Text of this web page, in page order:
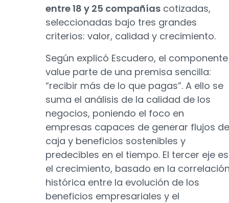
entre 18 y 25 compañías cotizadas,
seleccionadas bajo tres grandes
criterios: valor, calidad y crecimiento.
Según explicó Escudero, el componente
value parte de una premisa sencilla:
“recibir más de lo que pagas”. A ello se
suma el análisis de la calidad de los
negocios, poniendo el foco en
empresas capaces de generar flujos de
caja y beneficios sostenibles y
predecibles en el tiempo. El tercer eje es
el crecimiento, basado en la
histórica entre la evolución de los
beneficios empresariales y el